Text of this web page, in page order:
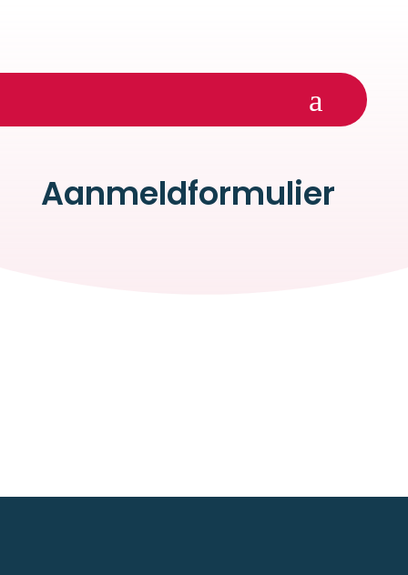
a
Aanmeldformulier